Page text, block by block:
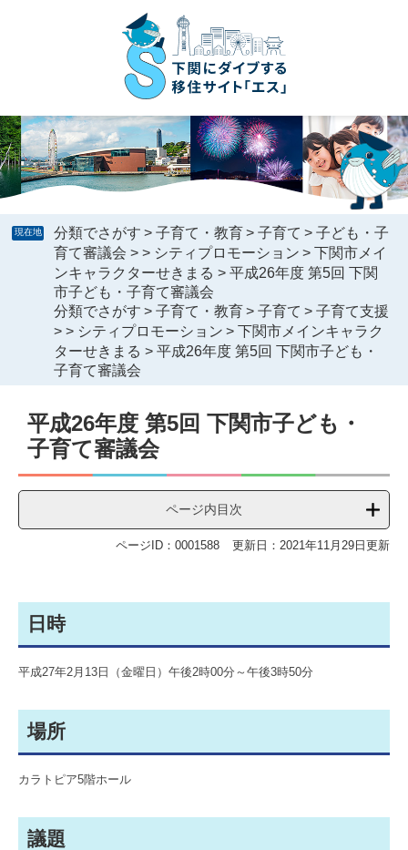
で
す
。
ば
し
て
本
文
現在地 分類でさがす > 子育て・教育> 子育て > 子ども・子
育て審議会 > > シティプロモーション > 下関市メイ
ンキャラクターせきまる > 平成26年度 第5回 下関
市子ども・子育て審議会
分類でさがす > 子育て・教育> 子育て > 子育て支援
> > シティプロモーション > 下関市メインキャラク
ターせきまる > 平成26年度 第5回 下関市子ども・
子育て審議会
文平成26年度 第5回 下関市子ども・
子育て審議会
ページ内目次
ページID：0001588 更新日：2021年11月29日更新
日時
平成27年2月13日（金曜日）午後2時00分～午後3時50分
場所
カラトピア5階ホール
議題